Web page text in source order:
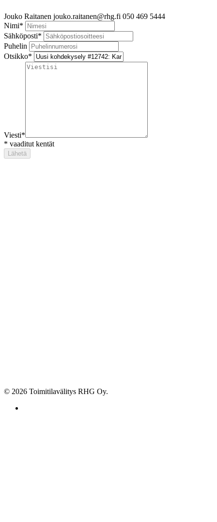
Jouko Raitanen jouko.raitanen@rhg.fi 050 469 5444
Nimi*
Sähköposti*
Puhelin
Otsikko*
Viesti*
* vaaditut kentät
© 2026 Toimitilavälitys RHG Oy.